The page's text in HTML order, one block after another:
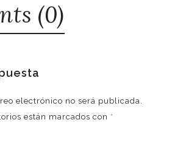
(0)
electrónico no será publicada.
están marcados con *